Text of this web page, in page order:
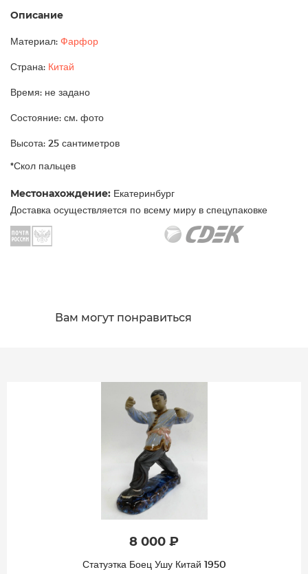
Описание
Материал: Фарфор
Страна: Китай
Время: не задано
Состояние: см. фото
Высота: 25 сантиметров
*Скол пальцев
Местонахождение: Екатеринбург
Доставка осуществляется по всему миру в спецупаковке
Вам могут понравиться
8 000 ₽
Статуэтка Боец Ушу Китай 1950